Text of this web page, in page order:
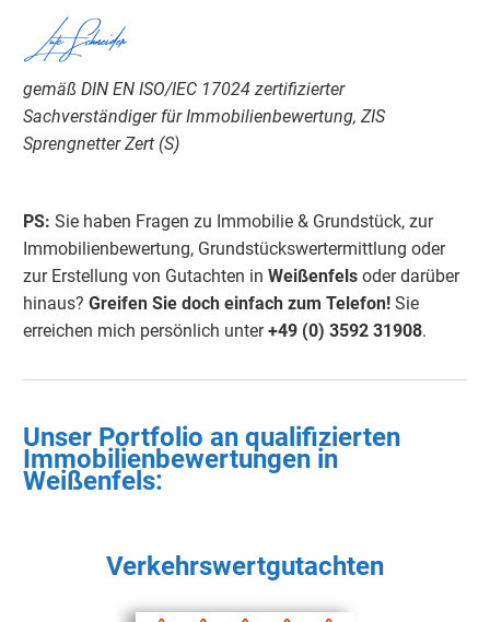
Lutz Schneider
gemäß DIN EN ISO/IEC 17024 zertifizierter
Sachverständiger für Immobilienbewertung, ZIS
Sprengnetter Zert (S)
PS: Sie haben Fragen zu Immobilie & Grundstück, zur
Immobilienbewertung, Grundstückswertermittlung oder
zur Erstellung von Gutachten in Weißenfels oder darüber
hinaus? Greifen Sie doch einfach zum Telefon! Sie
erreichen mich persönlich unter+49 (0) 3592 31908.
Unser Portfolio an qualifizierten
Immobilienbewertungen in
Weißenfels:
Verkehrswertgutachten